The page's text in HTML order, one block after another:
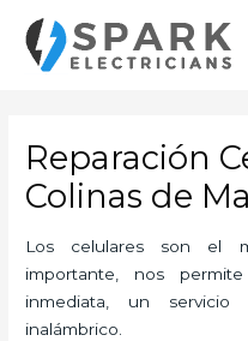
contenido
Reparación
Colinas de
Los celulares son el
importante, nos
inmediata, un
inalámbrico.